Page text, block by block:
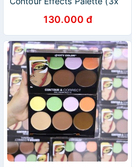
130.000 đ